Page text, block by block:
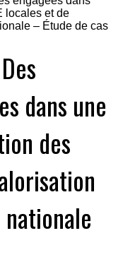
dans une
des
nationale